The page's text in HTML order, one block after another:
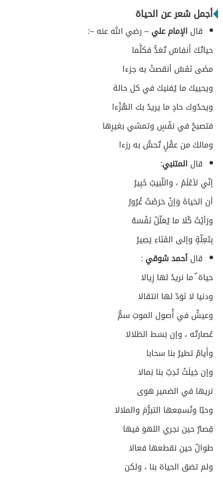
أجمل شعر عن الحياة
قال الإمام علي– رضي الله عنه –:
حياتُكَ أَنفاسٌ تُعَدُّ فكلَّما
مضَى نَفَسٌ أنقصتْ به جزءا
ويحييكَ ما يُفنيكَ في كل حالة
ويحدُوك حادٍ ما يريدُ بك الهُزْءا
فتصبحُ في نفْسٍ وتمشي بغيرِها
ومالكَ من عقْلٍ تُحسُّ به رزءا
قال المتنبي:
إنّي لأعْلَمُ ، واللّبيبُ خَبِيرُ
أن الحَياةَ وَإنْ حَرَصْتُ غُرُورُ
ورَأيْتُ كُلا ما يُعَلّلُ نَفْسَهُ
بِتَعِلّةٍ وإلى الفَنَاءِ يَصِيرُ
قالأحمد شوقي :
حياة ٌ ما نريدُ لها زِيالا
ودنيا لا نَوَدّ لها انتقالا
وعيشٌ في أُصول الموتِ سمٌّ
عُصارتُه ، وإن بَسَط الظلالا
وأَيامٌ تطيرُ بنا سحابا
وإن خِيلَتْ تَدِبّ بنا نِمالا
نريها في الضمير هوى
وحبّا ونُسمِعها التبرُّمَ والملالا
قِصارٌ حين نجري اللهوَ فيها
طوالٌ حين نقطعها فعالا
ولم تضق الحياة بنا ، ولكن